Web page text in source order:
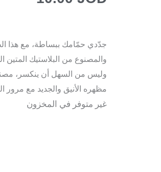
والمصنوع من البلاستيك المتين
وليس من السهل أن ينكسر،
مظهره الأنيق والجديد مع مرور
غير متوفر في المخزون